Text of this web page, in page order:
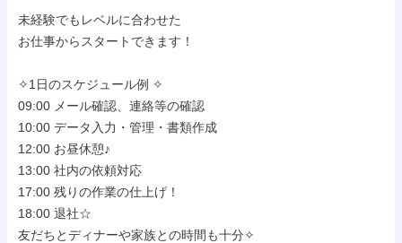
未経験でもレベルに合わせた
お仕事からスタートできます！
✧1日のスケジュール例 ✧
09:00 メール確認、連絡等の確認
10:00 データ入力・管理・書類作成
12:00 お昼休憩♪
13:00 社内の依頼対応
17:00 残りの作業の仕上げ！
18:00 退社☆
友だちとディナーや家族との時間も十分✧